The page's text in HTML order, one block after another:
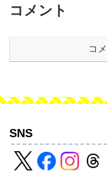
コメント
コ
SNS